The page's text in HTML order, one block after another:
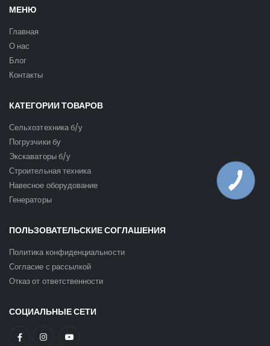
МЕНЮ
Главная
О нас
Блог
Контакты
КАТЕГОРИИ ТОВАРОВ
Сельхозтехника б/у
Погрузчики бу
Экскаваторы б/у
Строительная техника
Навесное оборудование
Генераторы
ПОЛЬЗОВАТЕЛЬСКИЕ СОГЛАШЕНИЯ
Политика конфиденциальности
Согласие с рассылкой
Отказ от ответственности
СОЦИАЛЬНЫЕ СЕТИ